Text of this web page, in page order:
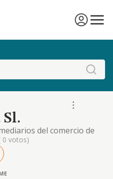
del comercio de
bebidas y tabaco.
de bebidas en
0 votos)